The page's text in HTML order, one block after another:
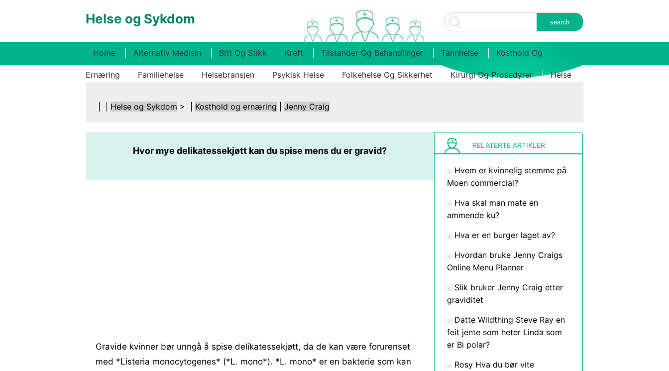
Helse og Sykdom
Home Alternativ Medisin Bitt Og Stikk Kreft Tilstander Og Behandlinger Tannhelse Kosthold Og
Ernæring Familiehelse Helsebransjen Psykisk Helse Folkehelse Og Sikkerhet Kirurgi Og Prosedyrer Helse
Helse og Sykdom > | Kosthold og ernæring Jenny Craig
Hvor mye delikatessekjøtt kan du spise mens du er gravid?
Gravide kvinner bør unngå å spise delikatessekjøtt, da de kan være forurenset
med *Listeria monocytogenes* (*L. mono*). *L. mono* er en bakterie som kan
RELATERTE ARTIKLER
Hvem er kvinnelig stemme på
Moen commercial?
Hva skal man mate en
ammende ku?
Hva er en burger laget av?
Hvordan bruke Jenny Craigs
Online Menu Planner
Slik bruker Jenny Craig etter
graviditet
Datte Wildthing Steve Ray en
feit jente som heter Linda som
er Bi polar?
Rosy Hva du bør vite